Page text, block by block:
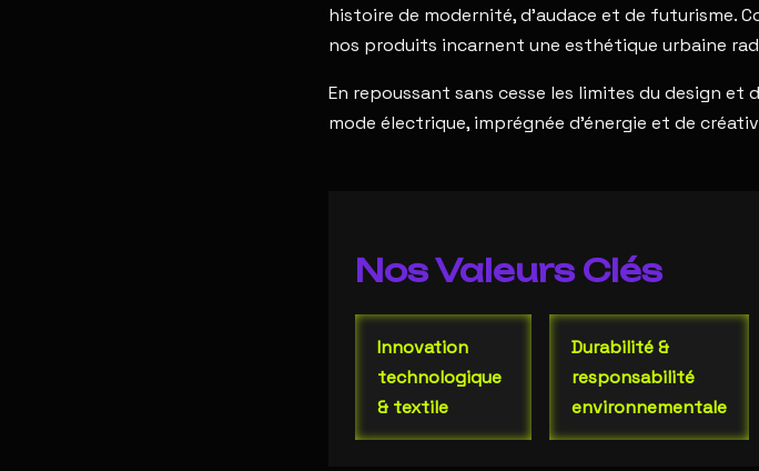
histoire de modernité, d’audace et de futurisme.
nos produits incarnent une esthétique urbaine
En repoussant sans cesse les limites du design et
mode électrique, imprégnée d’énergie et de
Nos Valeurs Clés
Innovation
technologique
& textile
Durabilité &
responsabilité
environnementale